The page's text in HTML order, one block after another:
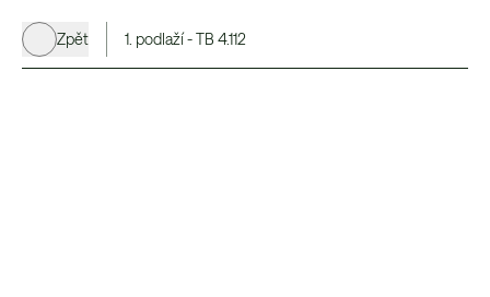
Zpět 1. podlaží - TB 4.112